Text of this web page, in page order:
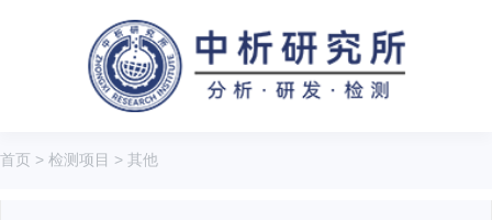
首页 > 检测项目 > 其他